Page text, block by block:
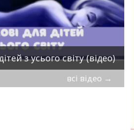
з усього світу (відео)
всі відео →